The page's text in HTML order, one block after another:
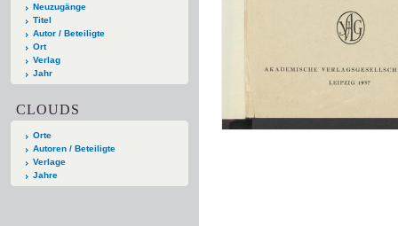
Neuzugänge
Titel
Autor / Beteiligte
Ort
Verlag
Jahr
CLOUDS
Orte
Autoren / Beteiligte
Verlage
Jahre